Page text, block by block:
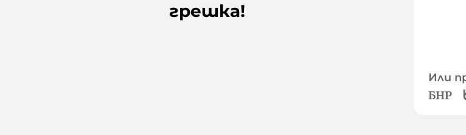
грешка!
Или
БНР